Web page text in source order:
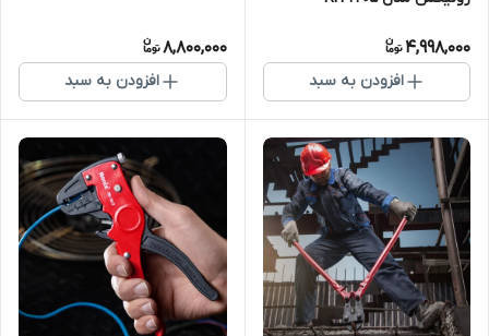
4,998,000
افزودن به سبد
8,800,000
افزودن به سبد